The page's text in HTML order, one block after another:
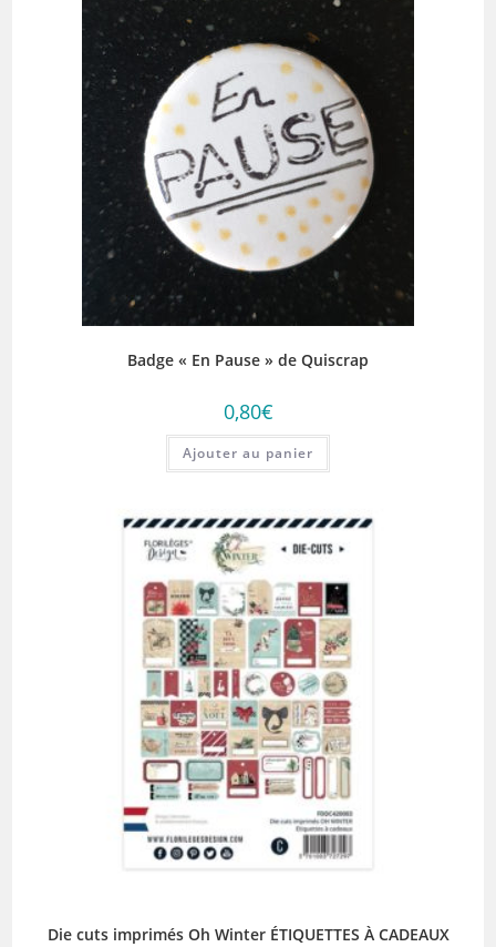
Badge « En Pause » de Quiscrap
0,80€
Ajouter au panier
Die cuts imprimés Oh Winter ÉTIQUETTES À CADEAUX